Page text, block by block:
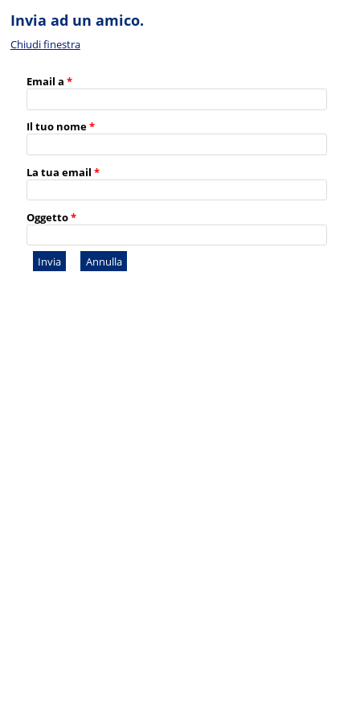
Invia ad un amico.
Chiudi finestra
Email a *
Il tuo nome*
La tua email *
Oggetto*
Invia Annulla